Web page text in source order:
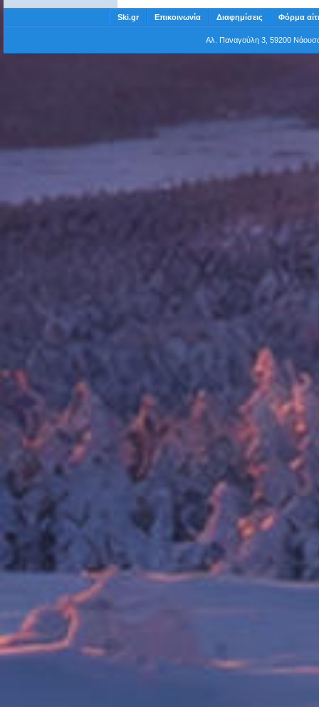
Ski.gr Επικοινωνία Διαφημίσεις Φόρμα
Αλ. Παναγούλη 3, 59200